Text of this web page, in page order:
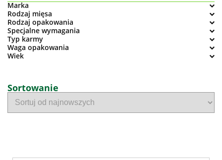
Marka
Rodzaj mięsa
Rodzaj opakowania
Specjalne wymagania
Typ karmy
Waga opakowania
Wiek
Sortowanie